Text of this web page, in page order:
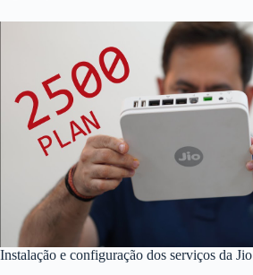
Instalação e configuração dos serviços da Jio